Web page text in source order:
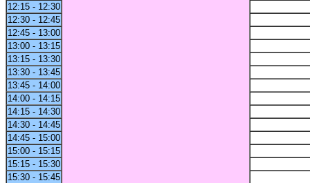
12:15 - 12:30
12:30 - 12:45
12:45 - 13:00
13:00 - 13:15
13:15 - 13:30
13:30 - 13:45
13:45 - 14:00
14:00 - 14:15
14:15 - 14:30
14:30 - 14:45
14:45 - 15:00
15:00 - 15:15
15:15 - 15:30
15:30 - 15:45